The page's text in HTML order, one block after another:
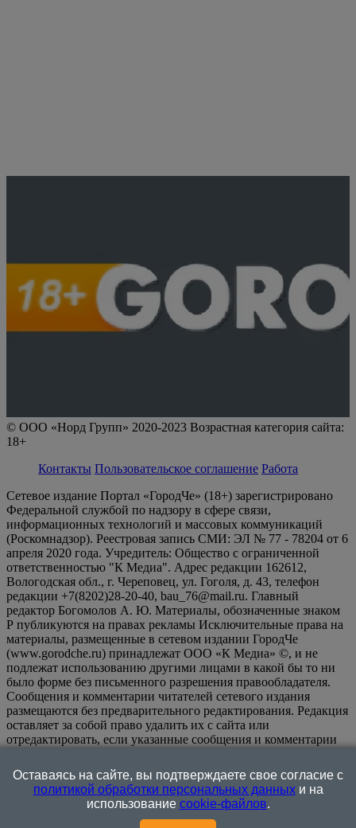
© ООО «Норд Групп» 2020-2023 Возрастная категория сайта:
18+
Контакты Пользовательское соглашение Работа
Сетевое издание Портал «ГородЧе» (18+) зарегистрировано
Федеральной службой по надзору в сфере связи,
информационных технологий и массовых коммуникаций
(Роскомнадзор). Реестровая запись СМИ: ЭЛ № 77 - 78204 от 6
апреля 2020 года. Учредитель: Общество с ограниченной
ответственностью "К Медиа". Адрес редакции 162612,
Вологодская обл., г. Череповец, ул. Гоголя, д. 43, телефон
редакции +7(8202)28-20-40, bau_76@mail.ru. Главный
редактор Богомолов А. Ю. Материалы, обозначенные знаком
Р публикуются на правах рекламы Исключительные права на
материалы, размещенные в сетевом издании ГородЧе
(www.gorodche.ru) принадлежат ООО «К Медиа» ©, и не
подлежат использованию другими лицами в какой бы то ни
было форме без письменного разрешения правообладателя.
Сообщения и комментарии читателей сетевого издания
размещаются без предварительного редактирования. Редакция
оставляет за собой право удалить их с сайта или
отредактировать, если указанные сообщения и комментарии
или нарушением иных требований закона.
информационном ресурсе применяются рекомендательные
технологии (информационные технологии предоставления
информации на основе сбора, систематизации и анализа
сведений, относящихся к предпочтениям пользователей сети
Оставаясь на сайте, вы подтверждаете свое согласие с
политикой обработки персональных данныхи на
использование cookie-файлов.